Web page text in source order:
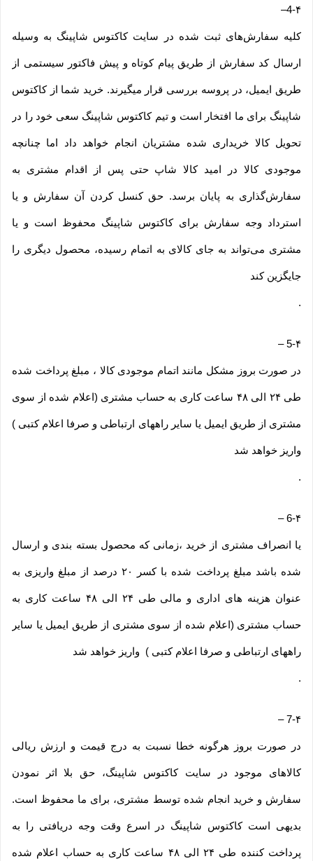
4-۴–
کلیه سفارش‌‏های ثبت شده در سایت کاکتوس شاپینگ به وسیله
ارسال کد سفارش از طریق پیام کوتاه و پیش فاکتور سیستمی از
طریق ایمیل، در پروسه بررسی قرار میگیرند. خرید شما از کاکتوس
شاپینگ برای ما افتخار است و تیم کاکتوس شاپینگ سعی خود را در
تحویل کالا خریداری شده مشتریان انجام خواهد داد اما چنانچه
موجودی کالا در امید کالا شاپ حتی پس از اقدام مشتری به
سفارش‌‏گذاری به پایان برسد. حق کنسل کردن آن سفارش و یا
استرداد وجه سفارش برای کاکتوس شاپینگ محفوظ است و یا
مشتری می‏‌تواند به جای کالای به اتمام رسیده، محصول دیگری را
جایگزین کند
.
5-۴–
در صورت بروز مشکل مانند اتمام موجودی کالا ، مبلغ پرداخت شده
طی ۲۴ الی ۴۸ ساعت کاری به حساب مشتری (اعلام شده از سوی
مشتری از طریق ایمیل یا سایر راههای ارتباطی و صرفا اعلام کتبی )
واریز خواهد شد
.
6-۴–
یا انصراف مشتری از خرید ،زمانی که محصول بسته بندی و ارسال
شده باشد مبلغ پرداخت شده با کسر ۲۰ درصد از مبلغ واریزی به
عنوان هزینه های اداری و مالی طی ۲۴ الی ۴۸ ساعت کاری به
حساب مشتری (اعلام شده از سوی مشتری از طریق ایمیل یا سایر
راههای ارتباطی و صرفا اعلام کتبی ) واریز خواهد شد
.
7-۴–
در صورت بروز هرگونه خطا نسبت به درج قیمت و ارزش ریالی
کالاهای موجود در سایت کاکتوس شاپینگ، حق بلا اثر نمودن
سفارش و خرید انجام شده توسط مشتری، برای ما محفوظ است.
بدیهی است کاکتوس شاپینگ در اسرع وقت وجه دریافتی را به
پرداخت کننده طی ۲۴ الی ۴۸ ساعت کاری به حساب اعلام شده